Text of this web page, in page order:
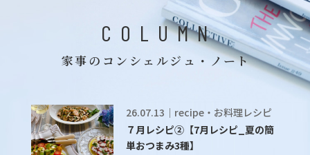
COLUMN
家事のコンシェルジュ・ノート
26.07.13｜recipe・お料理レシピ
７月レシピ②【7月レシピ_夏の簡
単おつまみ3種】